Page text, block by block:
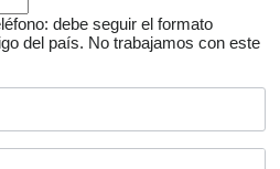
debe seguir el formato
del país. No trabajamos con este